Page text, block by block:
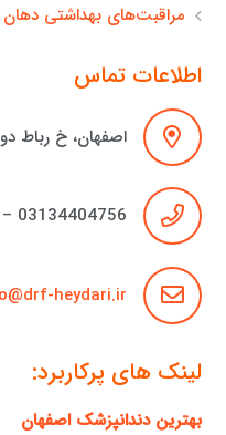
مراقبت‌های بهداشتی دهان
اطلاعات تماس
اصفهان، خ رباط
03134404756 – 09138299023
heydari.ir
لینک های پرکاربرد:
بهترین دندانپزشک اصفهان